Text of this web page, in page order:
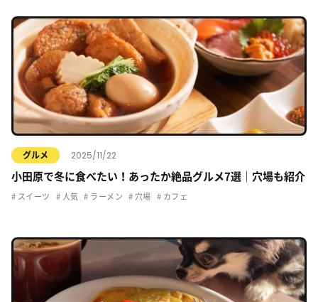
グルメ 2025/11/22
小田原で冬に食べたい！あったか絶品グルメ7選｜穴場も紹介
スイーツ 人気 ラーメン 穴場 カフェ